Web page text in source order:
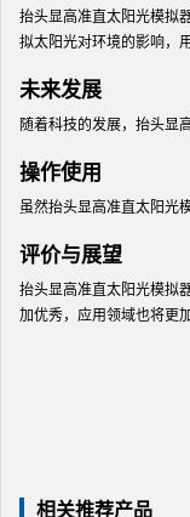
抬头显高准直太阳光模拟
拟太阳光对环境的影响，
未来发展
随着科技的发展，抬头显
操作使用
虽然抬头显高准直太阳光
评价与展望
抬头显高准直太阳光模拟
加优秀，应用领域也将更
相关推荐产品